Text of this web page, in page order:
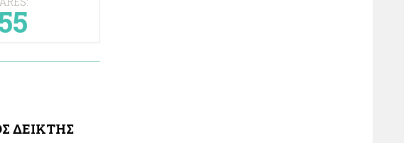
ΔΕΙΚΤΗΣ